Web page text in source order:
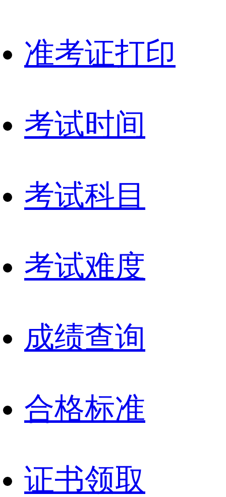
准考证打印
考试时间
考试科目
考试难度
成绩查询
合格标准
证书领取